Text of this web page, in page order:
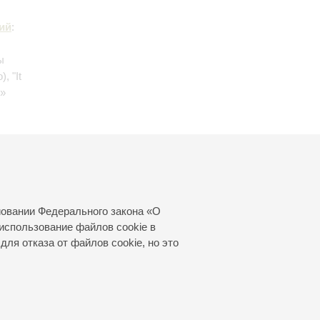
Федерального закона «О
файлов cookie в
отказа от файлов cookie, но это
:
, "It